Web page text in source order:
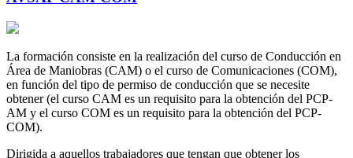
La formación consiste en la realización del curso de Conducción en
Área de Maniobras (CAM) o el curso de Comunicaciones (COM),
en función del tipo de permiso de conducción que se necesite
obtener (el curso CAM es un requisito para la obtención del PCP-
AM y el curso COM es un requisito para la obtención del PCP-
COM).
Dirigida a aquellos trabajadores que tengan que obtener los